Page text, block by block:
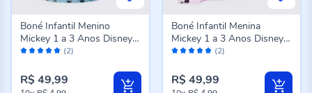
Avaliação: (2)
Boné Infantil Menino
Mickey 1 a 3 Anos Disney
Azul
R$ 49,99
Avaliação: (2)
Boné Infantil Menina
Mickey 1 a 3 Anos Disney
Rosa
R$ 49,99